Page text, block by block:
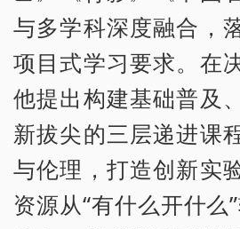
与多学科深度融合，
项目式学习要求。在
他提出构建基础普及
新拔尖的三层递进课
与伦理，打造创新实
资源从“有什么开什么